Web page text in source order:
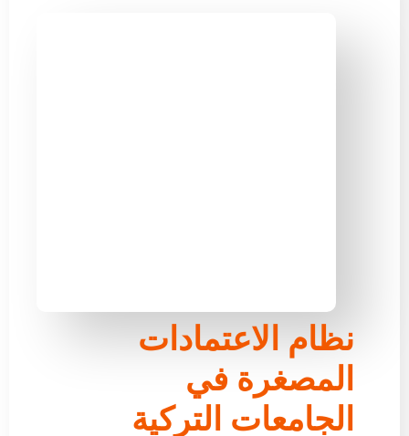
نظام الاعتمادات
المصغرة في
الجامعات التركية